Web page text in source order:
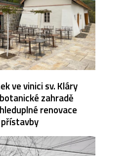
ve vinici sv. Kláry
zahradě
renovace